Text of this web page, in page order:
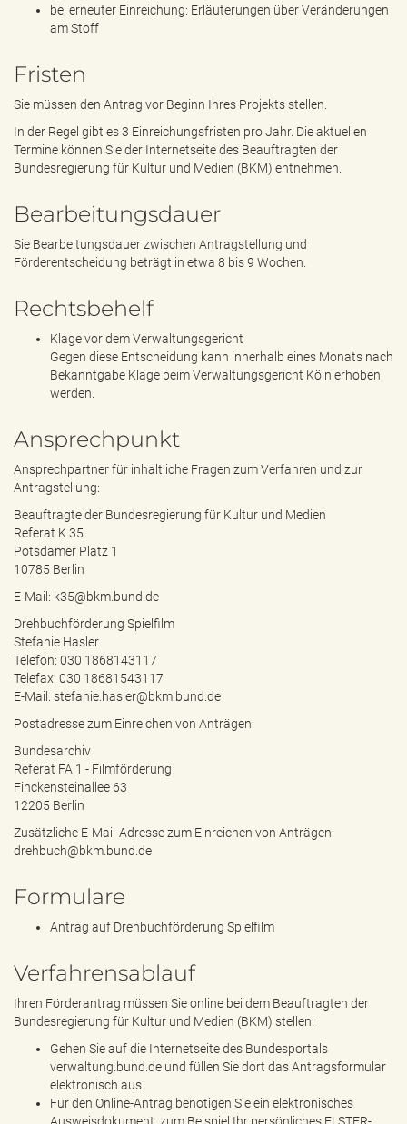
bei erneuter Einreichung: Erläuterungen über Veränderungen
am Stoff
Fristen
Sie müssen den Antrag vor Beginn Ihres Projekts stellen.
In der Regel gibt es 3 Einreichungsfristen pro Jahr. Die aktuellen
Termine können Sie der Internetseite des Beauftragten der
Bundesregierung für Kultur und Medien (BKM) entnehmen.
Bearbeitungsdauer
Sie Bearbeitungsdauer zwischen Antragstellung und
Förderentscheidung beträgt in etwa 8 bis 9 Wochen.
Rechtsbehelf
Klage vor dem Verwaltungsgericht
Gegen diese Entscheidung kann innerhalb eines Monats nach
Bekanntgabe Klage beim Verwaltungsgericht Köln erhoben
werden.
Ansprechpunkt
Ansprechpartner für inhaltliche Fragen zum Verfahren und zur
Antragstellung:
Beauftragte der Bundesregierung für Kultur und Medien
Referat K 35
Potsdamer Platz 1
10785 Berlin
E-Mail: k35@bkm.bund.de
Drehbuchförderung Spielfilm
Stefanie Hasler
Telefon: 030 1868143117
Telefax: 030 18681543117
E-Mail: stefanie.hasler@bkm.bund.de
Postadresse zum Einreichen von Anträgen:
Bundesarchiv
Referat FA 1 - Filmförderung
Finckensteinallee 63
12205 Berlin
Zusätzliche E-Mail-Adresse zum Einreichen von Anträgen:
drehbuch@bkm.bund.de
Formulare
Antrag auf Drehbuchförderung Spielfilm
Verfahrensablauf
Ihren Förderantrag müssen Sie online bei dem Beauftragten der
Bundesregierung für Kultur und Medien (BKM) stellen:
Gehen Sie auf die Internetseite des Bundesportals
verwaltung.bund.de und füllen Sie dort das Antragsformular
elektronisch aus.
Für den Online-Antrag benötigen Sie ein elektronisches